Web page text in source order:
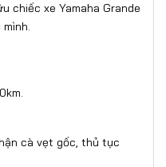
chiếc xe Yamaha Grande
cà vẹt gốc, thủ tục